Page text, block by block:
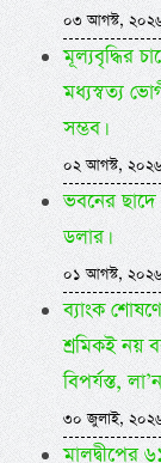
০৩ আগস্ট,
মূল্যবৃদ্ধির
মধ্যস্বত্য
সম্ভব।
০২ আগস্ট,
ভবনের
ডলার।
০১ আগস্ট,
ব্যাংক
শ্রমিকই নয়
বিপর্যস্ত,
৩০ জুলাই,
মালদ্বীপের